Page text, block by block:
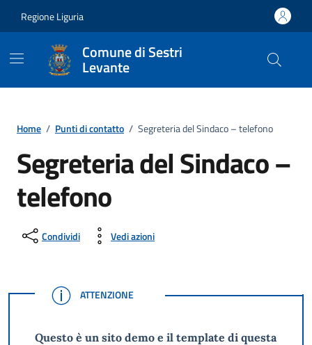
Regione Liguria
Comune di Sestri
Levante
Home / Punti di contatto / Segreteria del Sindaco – telefono
Segreteria del Sindaco –
telefono
Condividi Vedi azioni
ATTENZIONE
ATTENZIONE
Questo è un sito demo e il template di questa